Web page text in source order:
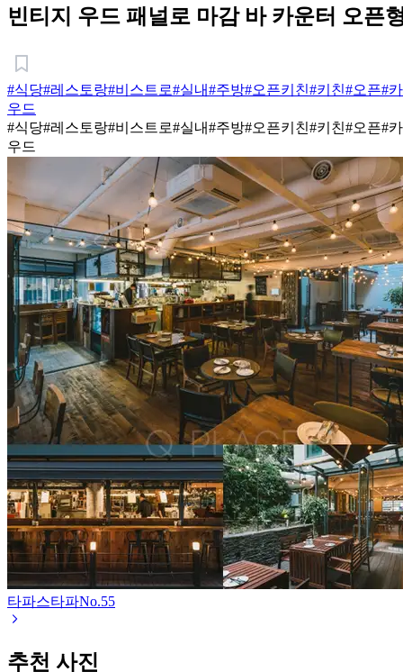
빈티지 우드 패널로 마감 바 카운터 오픈
#식당#레스토랑#비스트로#실내#주방#오픈키친#키친#오픈#
우드
#식당#레스토랑#비스트로#실내#주방#오픈키친#키친#오픈#
우드
타파스타파No.55
추천 사진